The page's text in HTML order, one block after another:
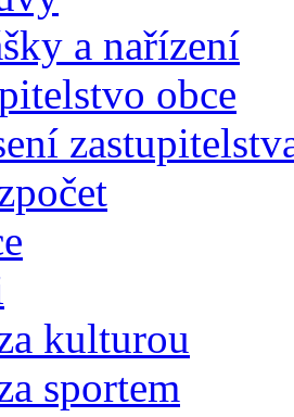
a nařízení
obce
kulturou
sportem